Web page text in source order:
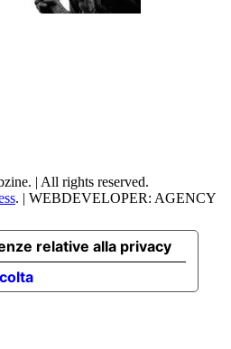
| All rights reserved.
. | WEBDEVELOPER: AGENCY
relative alla privacy